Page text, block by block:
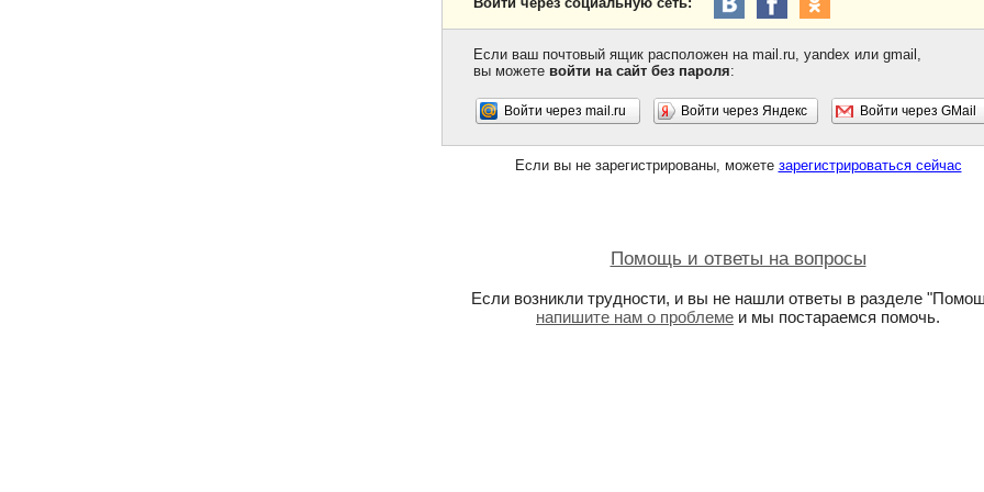
Если ваш почтовый ящик расположен на mail.ru, yandex или gmail,
вы можете войти на сайт без пароля:
Войти через mail.ru Войти через Яндекс Войти через GMail
Если вы не зарегистрированы, можете зарегистрироваться сейчас
Помощь и ответы на вопросы
Если возникли трудности, и вы не нашли ответы в разделе
напишите нам о проблеме и мы постараемся помочь.